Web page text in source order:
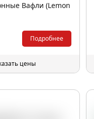
Вафли (Lemon
Подробнее
цены